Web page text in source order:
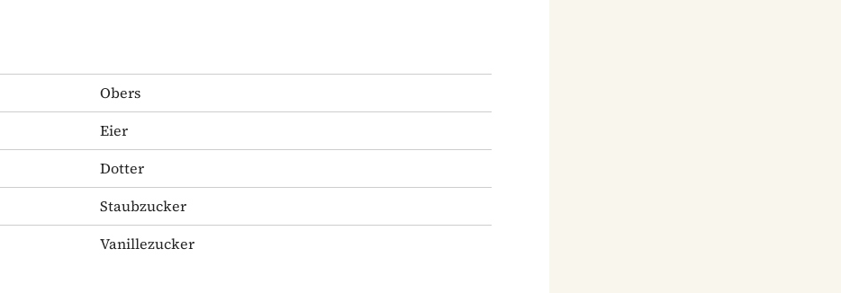
Obers
Eier
Dotter
Staubzucker
Vanillezucker